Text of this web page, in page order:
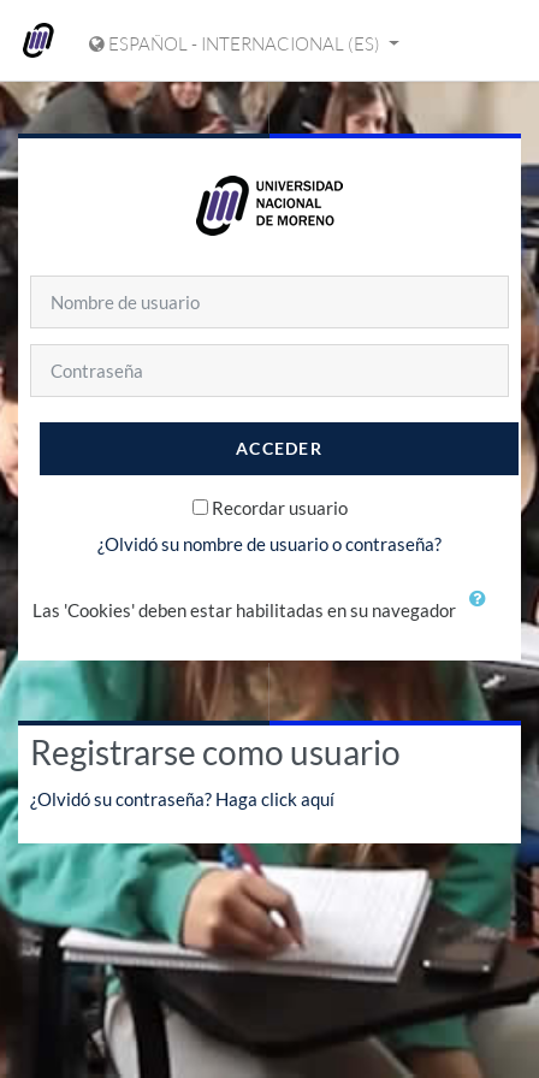
ESPAÑOL - INTERNACIONAL ‎(ES)‎
ACCEDER
Recordar usuario
¿Olvidó su nombre de usuario o contraseña?
Las 'Cookies' deben estar habilitadas en su navegador
Registrarse como usuario
¿Olvidó su contraseña? Haga click aquí